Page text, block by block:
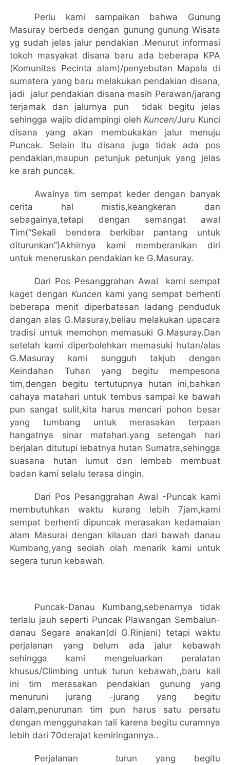
Perlu kami sampaikan bahwa Gunung
Masuray berbeda dengan gunung gunung Wisata
yg sudah jelas jalur pendakian .Menurut informasi
tokoh masyakat disana baru ada beberapa KPA
(Komunitas Pecinta alam)/penyebutan Mapala di
sumatera yang baru melakukan pendakian disana,
jadi
jalur pendakian disana masih Perawan/jarang
terjamak dan jalurnya pun
tidak begitu jelas
sehingga wajib didampingi olehKuncen/Juru Kunci
disana yang akan membukakan jalur menuju
Puncak. Selain itu disana juga tidak ada pos
pendakian,maupun petunjuk petunjuk yang jelas
ke arah puncak.
Awalnya tim sempat keder dengan banyak
cerita hal mistis,keangkeran dan
sebagainya,tetapi dengan semangat awal
Tim(“Sekali bendera berkibar pantang untuk
diturunkan”)Akhirnya kami memberanikan diri
untuk meneruskan pendakian ke G.Masuray.
Dari Pos Pesanggrahan Awal
kami sempat
kaget dengan Kuncen kami yang sempat berhenti
beberapa menit diperbatasan ladang penduduk
dangan alas G.Masuray,beliau melakukan upacara
tradisi untuk memohon memasuki G.Masuray.Dan
setelah kami diperbolehkan memasuki hutan/alas
G.Masuray kami sungguh takjub dengan
Keindahan Tuhan yang begitu mempesona
tim,dengan begitu tertutupnya hutan ini,bahkan
cahaya matahari untuk tembus sampai ke bawah
pun sangat sulit,kita harus mencari pohon besar
yang tumbang untuk merasakan terpaan
hangatnya sinar matahari.yang setengah hari
berjalan ditutupi lebatnya hutan Sumatra,sehingga
suasana hutan lumut dan lembab membuat
badan kami selalu terasa dingin.
Dari Pos Pesanggrahan Awal -Puncak kami
membutuhkan waktu kurang lebih 7jam,kami
sempat berhenti dipuncak merasakan kedamaian
alam Masurai dengan kilauan dari bawah danau
Kumbang,yang seolah olah menarik kami untuk
segera turun kebawah.
Puncak-Danau Kumbang,sebenarnya tidak
terlalu jauh seperti Puncak Plawangan Sembalun-
danau Segara anakan(di G.Rinjani) tetapi waktu
perjalanan yang belum ada jalur kebawah
sehingga kami mengeluarkan peralatan
khusus/Climbing untuk turun kebawah,,baru kali
ini tim merasakan pendakian gunung yang
menuruni jurang -jurang yang begitu
dalam,penurunan tim pun harus satu persatu
dengan menggunakan tali karena begitu curamnya
lebih dari 70derajat kemiringannya..
Perjalanan turun yang begitu